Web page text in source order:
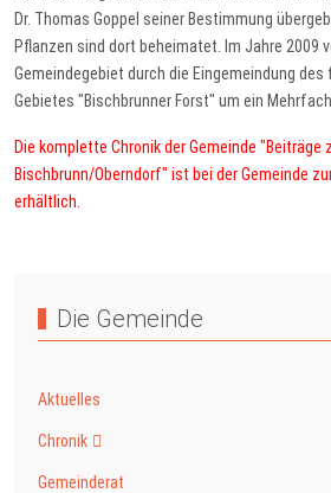
Dr. Thomas Goppel seiner Bestimmung
Pflanzen sind dort beheimatet. Im Jahre 2009
Gemeindegebiet durch die Eingemeindung
Gebietes "Bischbrunner Forst" um ein
Die komplette Chronik der Gemeinde "Beiträge
Bischbrunn/Oberndorf" ist bei der Gemeinde
erhältlich.
Die Gemeinde
Aktuelles
Chronik
Gemeinderat